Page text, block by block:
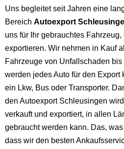
Uns begleitet seit Jahren eine
Bereich Autoexport
uns für Ihr gebrauchtes
exportieren. Wir nehmen in Kauf
Fahrzeuge von Unfallschaden
werden jedes Auto für den Export
ein Lkw, Bus oder Transporter.
den Autoexport Schleusingen
verkauft und exportiert, in allen
gebraucht werden kann. Das,
dass wir den besten